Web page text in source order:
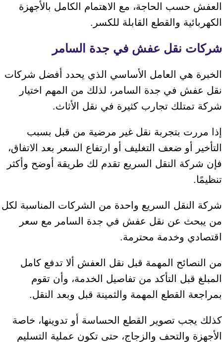
العفش حسب الحاجة، مع الاهتمام الكامل بالأجهزة
الكهربائية والقطع القابلة للكسر.
شركات نقل عفش في جدة السامر
الخبرة هي العامل الأساسي الذي يحدد أفضل شركات
نقل عفش في جدة السامر، لذلك من المهم اختيار
شركة تمتلك تجارب كثيرة في نقل الأثاث.
إذا مررت بتجربة نقل غير مرضية من قبل بسبب
التأخير أو ضعف التغليف أو ارتفاع السعر بعد الاتفاق،
فإن شركة النقل السريع تقدم لك طريقة أوضح وأكثر
تنظيمًا.
شركة النقل السريع واحدة من الشركات المناسبة لكل
من يبحث عن نقل عفش في جدة السامر مع سعر
اقتصادي وخدمة محترمة.
من النصائح المهمة قبل نقل العفش ألا تدفع كامل
المبلغ قبل التأكد من تفاصيل الخدمة، وأن تقوم
بمراجعة القطع المهمة والثمينة قبل وبعد النقل.
كذلك يجب تصوير القطع الحساسة أو تدوينها، خاصة
الأجهزة والتحف والزجاج، حتى تكون عملية التسليم